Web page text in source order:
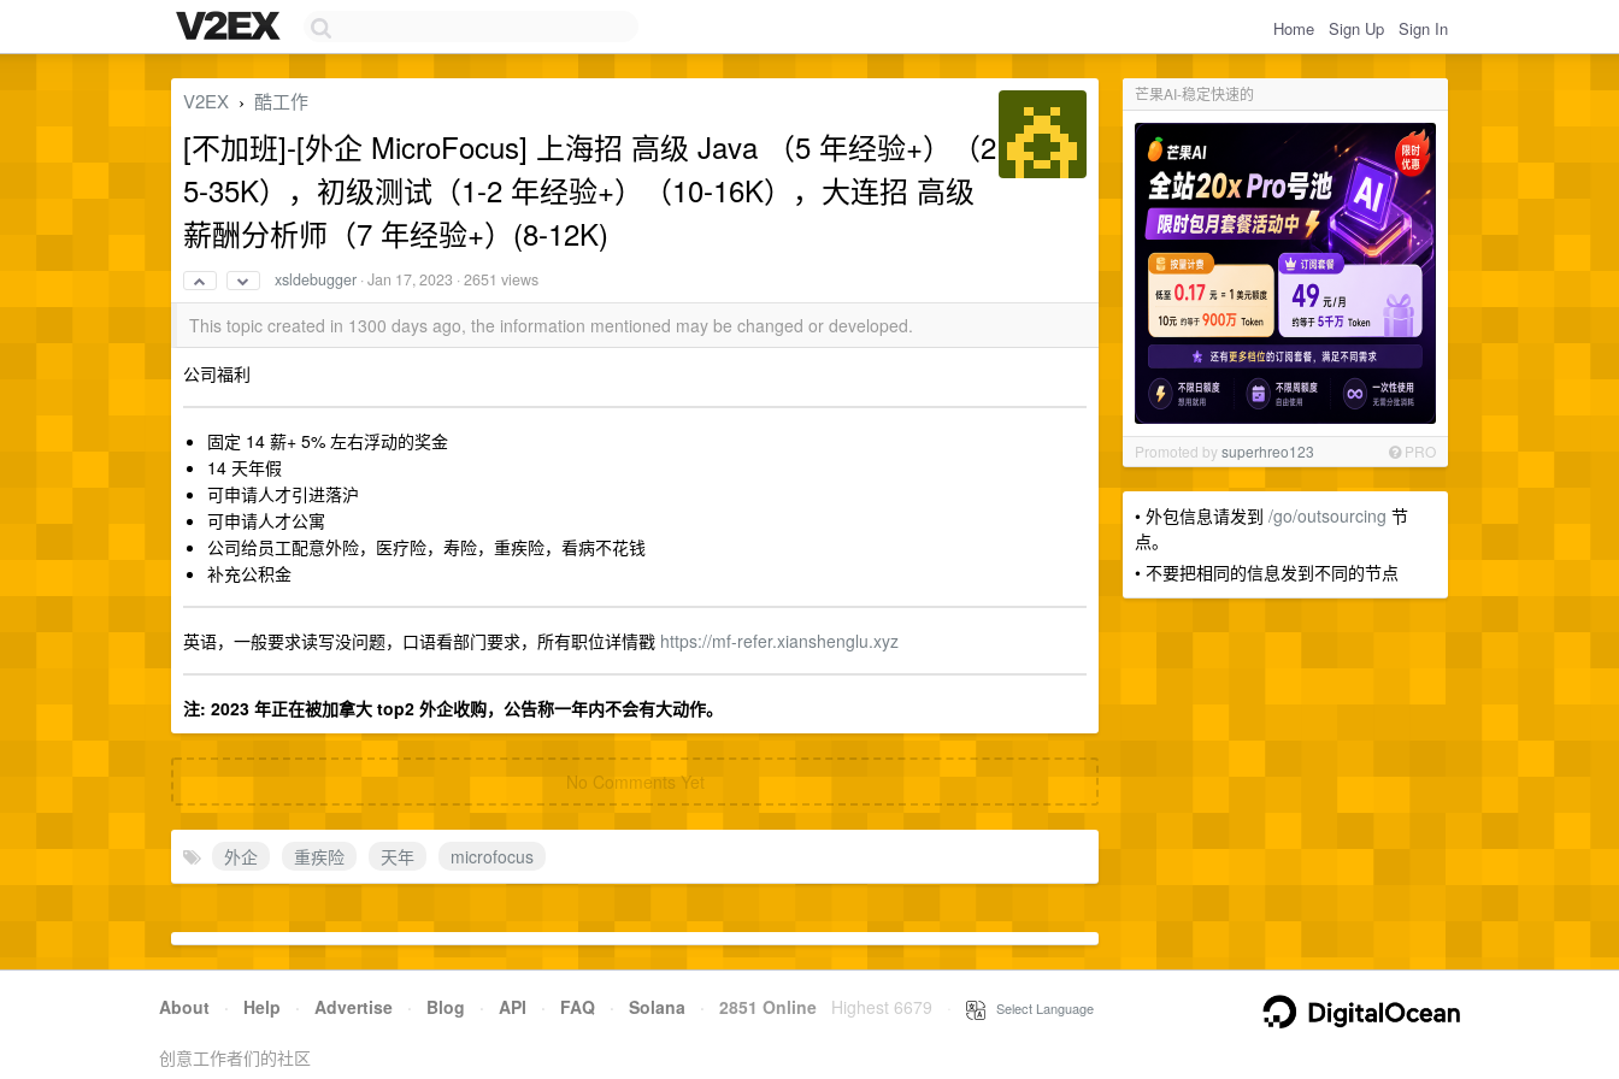
Home Sign Up Sign In
芒果AI-稳定快速的
Promoted bysuperhreo123 PRO
• 外包信息请发到 /go/outsourcing 节
点。
• 不要把相同的信息发到不同的节点
V2EX › 酷工作
[不加班]-[外企 MicroFocus] 上海招 高级 Java （5 年经验+）（2
5-35K），初级测试（1-2 年经验+）（10-16K），大连招 高级
薪酬分析师（7 年经验+）(8-12K)
xsldebugger ·Jan 17, 2023 · 2651 views
This topic created in 1300 days ago, the information mentioned may be changed or developed.
公司福利
固定 14 薪+ 5% 左右浮动的奖金
14 天年假
可申请人才引进落沪
可申请人才公寓
公司给员工配意外险，医疗险，寿险，重疾险，看病不花钱
补充公积金
英语，一般要求读写没问题，口语看部门要求，所有职位详情戳 https://mf-refer.xianshenglu.xyz
注: 2023 年正在被加拿大 top2 外企收购，公告称一年内不会有大动作。
No Comments Yet
外企 重疾险 天年 microfocus
About · Help · Advertise · Blog · API · FAQ · Solana · 2851 Online Highest 6679 Select Language
创意工作者们的社区